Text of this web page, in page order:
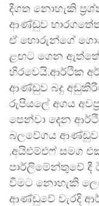
දීගත නොහැකි
ආණ්ඩුව
ඒ හොරුන්ගේ
ළඟට ගෙන
හිරවෙයි.ආර්ථික
ආණ්ඩුව බදු
රුපියලේ අගය
පෙන්වා දෙන
බලවේගය ආණ්ඩුව
,අයිඑම්එෆ් සමග
පාර්ලිමේන්තුවේ දී
වීමට නොහැකි
ආණ්ඩුවේ වැරදි